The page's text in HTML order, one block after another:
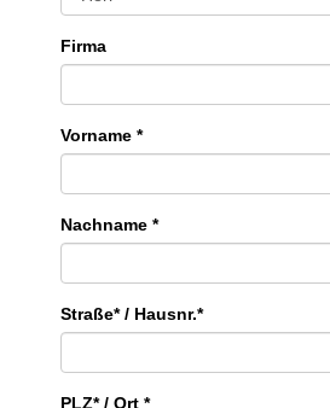
Firma
Vorname *
Nachname *
Straße* / Hausnr.*
PLZ* / Ort *